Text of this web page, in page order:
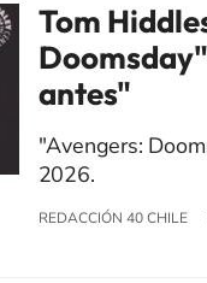
Tom
antes"
"Avengers:
2026.
REDACCIÓN 40 CHILE